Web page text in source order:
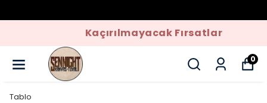
Kaçırılmayacak Fırsatlar
0
Tablo